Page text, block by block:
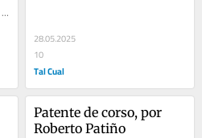
28.05.2025
10
Tal Cual
Patente de corso, por
Roberto Patiño